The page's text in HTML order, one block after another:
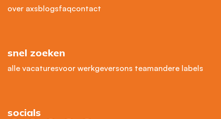
over axsblogsfaqcontact
snel zoeken
alle vacaturesvoor werkgeversons teamandere labels
socials